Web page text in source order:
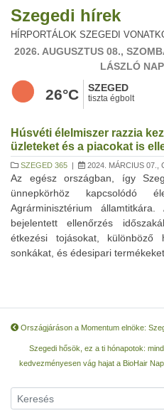
Szegedi hírek
HÍRPORTÁLOK SZEGEDI
2026. AUGUSZTUS 08.,
LÁSZLÓ
26°C SZEGED
tiszta égbolt
Húsvéti élelmiszer razzia
üzleteket és a piacokat is
SZEGED 365 | 2024. MÁRCIUS 07.,
Az egész országban, így
ünnepkörhöz kapcsolódó
Agrárminisztérium
bejelentett ellenőrzés
étkezési tojásokat, különböző
sonkákat, és édesipari
Országjáráson a Momentum elnöke:
Szegedi hősök, ez a ti hónapotok:
kedvezményesen vág hajat a BioHair